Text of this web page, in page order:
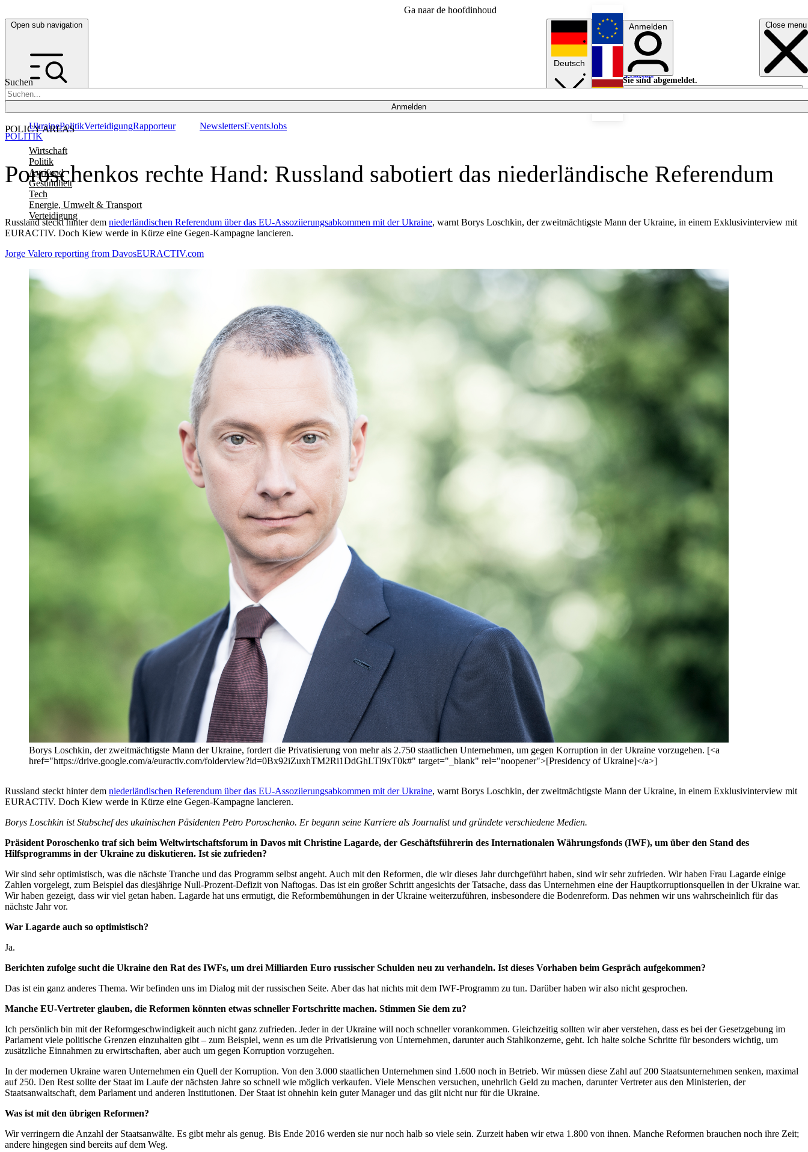
Ga naar de hoofdinhoud
Open sub navigation Close menu
Suchen
Anmelden
POLICY AREAS
Wirtschaft
Politik
Agrifood
Gesundheit
Tech
Energie, Umwelt & Transport
Verteidigung
UkrainePolitikVerteidigungRapporteur NewslettersEventsJobs
Deutsch
English
Français
Anmelden
Sie sind abgemeldet.
Anmelden
Licht aus
Poroschenkos rechte Hand: Russland sabotiert das niederländische Referendum
Russland steckt hinter dem niederländischen Referendum über das EU-Assoziierungsabkommen mit der Ukraine, warnt Borys Loschkin, der zweitmächtigste Mann der Ukraine, in einem Exklusivinterview mit
EURACTIV. Doch Kiew werde in Kürze eine Gegen-Kampagne lancieren.
POLITIK
Jorge Valero reporting from DavosEURACTIV.com
Borys Loschkin, der zweitmächtigste Mann der Ukraine, fordert die Privatisierung von mehr als 2.750 staatlichen Unternehmen, um gegen Korruption in der Ukraine vorzugehen. [<a
href="https://drive.google.com/a/euractiv.com/folderview?id=0Bx92iZuxhTM2Ri1DdGhLTl9xT0k#" target="_blank" rel="noopener">[Presidency of Ukraine]</a>]
Russland steckt hinter dem niederländischen Referendum über das EU-Assoziierungsabkommen mit der Ukraine, warnt Borys Loschkin, der zweitmächtigste Mann der Ukraine, in einem Exklusivinterview mit
EURACTIV. Doch Kiew werde in Kürze eine Gegen-Kampagne lancieren.
Borys Loschkin ist Stabschef des ukainischen Päsidenten Petro Poroschenko. Er begann seine Karriere als Journalist und gründete verschiedene Medien.
Präsident Poroschenko traf sich beim Weltwirtschaftsforum in Davos mit Christine Lagarde, der Geschäftsführerin des Internationalen Währungsfonds (IWF), um über den Stand des
Hilfsprogramms in der Ukraine zu diskutieren. Ist sie zufrieden?
Wir sind sehr optimistisch, was die nächste Tranche und das Programm selbst angeht. Auch mit den Reformen, die wir dieses Jahr durchgeführt haben, sind wir sehr zufrieden. Wir haben Frau Lagarde einige
Zahlen vorgelegt, zum Beispiel das diesjährige Null-Prozent-Defizit von Naftogas. Das ist ein großer Schritt angesichts der Tatsache, dass das Unternehmen eine der Hauptkorruptionsquellen in der Ukraine war.
Wir haben gezeigt, dass wir viel getan haben. Lagarde hat uns ermutigt, die Reformbemühungen in der Ukraine weiterzuführen, insbesondere die Bodenreform. Das nehmen wir uns wahrscheinlich für das
nächste Jahr vor.
War Lagarde auch so optimistisch?
Ja.
Berichten zufolge sucht die Ukraine den Rat des IWFs, um drei Milliarden Euro russischer Schulden neu zu verhandeln. Ist dieses Vorhaben beim Gespräch aufgekommen?
Das ist ein ganz anderes Thema. Wir befinden uns im Dialog mit der russischen Seite. Aber das hat nichts mit dem IWF-Programm zu tun. Darüber haben wir also nicht gesprochen.
Manche EU-Vertreter glauben, die Reformen könnten etwas schneller Fortschritte machen. Stimmen Sie dem zu?
Ich persönlich bin mit der Reformgeschwindigkeit auch nicht ganz zufrieden. Jeder in der Ukraine will noch schneller vorankommen. Gleichzeitig sollten wir aber verstehen, dass es bei der Gesetzgebung im
Parlament viele politische Grenzen einzuhalten gibt – zum Beispiel, wenn es um die Privatisierung von Unternehmen, darunter auch Stahlkonzerne, geht. Ich halte solche Schritte für besonders wichtig, um
zusätzliche Einnahmen zu erwirtschaften, aber auch um gegen Korruption vorzugehen.
In der modernen Ukraine waren Unternehmen ein Quell der Korruption. Von den 3.000 staatlichen Unternehmen sind 1.600 noch in Betrieb. Wir müssen diese Zahl auf 200 Staatsunternehmen senken, maximal
auf 250. Den Rest sollte der Staat im Laufe der nächsten Jahre so schnell wie möglich verkaufen. Viele Menschen versuchen, unehrlich Geld zu machen, darunter Vertreter aus den Ministerien, der
Staatsanwaltschaft, dem Parlament und anderen Institutionen. Der Staat ist ohnehin kein guter Manager und das gilt nicht nur für die Ukraine.
Was ist mit den übrigen Reformen?
Wir verringern die Anzahl der Staatsanwälte. Es gibt mehr als genug. Bis Ende 2016 werden sie nur noch halb so viele sein. Zurzeit haben wir etwa 1.800 von ihnen. Manche Reformen brauchen noch ihre Zeit;
andere hingegen sind bereits auf dem Weg.